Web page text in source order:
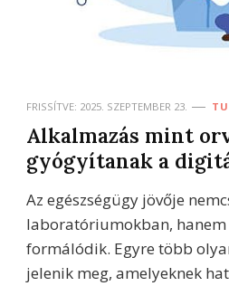
FRISSÍTVE: 2025. SZEPTEMBER 23.
Alkalmazás mint
gyógyítanak a
Az egészségügy jövője
laboratóriumokban, hanem
formálódik. Egyre több
jelenik meg, amelyeknek